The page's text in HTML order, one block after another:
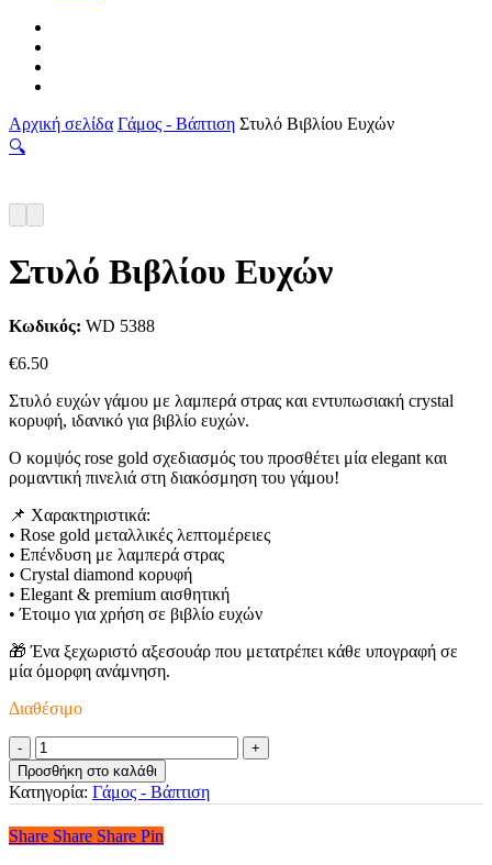
Αρχική σελίδα Γάμος - Βάπτιση Στυλό Βιβλίου Ευχών
🔍
Στυλό Βιβλίου Ευχών
Κωδικός: WD 5388
€6.50
Στυλό ευχών γάμου με λαμπερά στρας και εντυπωσιακή crystal
κορυφή, ιδανικό για βιβλίο ευχών.
Ο κομψός rose gold σχεδιασμός του προσθέτει μία elegant και
ρομαντική πινελιά στη διακόσμηση του γάμου!
📌 Χαρακτηριστικά:
• Rose gold μεταλλικές λεπτομέρειες
• Επένδυση με λαμπερά στρας
• Crystal diamond κορυφή
• Elegant & premium αισθητική
• Έτοιμο για χρήση σε βιβλίο ευχών
🎁 Ένα ξεχωριστό αξεσουάρ που μετατρέπει κάθε υπογραφή σε
μία όμορφη ανάμνηση.
Διαθέσιμο
Στυλό
Βιβλίου
Ευχών
ποσότητα
Προσθήκη στο καλάθι
Κατηγορία: Γάμος - Βάπτιση
Share
Share Share Share Pin